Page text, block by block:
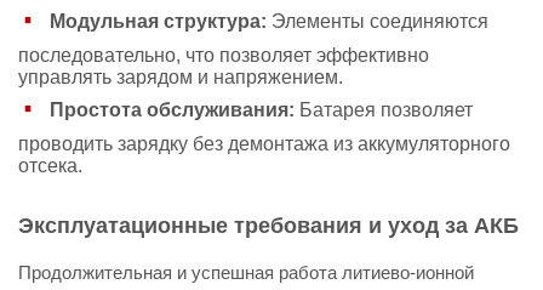
Модульная структура: Элементы соединяются
последовательно, что позволяет эффективно
управлять зарядом и напряжением.
Простота обслуживания: Батарея позволяет
проводить зарядку без демонтажа из аккумуляторного
отсека.
Эксплуатационные требования и уход за АКБ
Продолжительная и успешная работа литиево-ионной